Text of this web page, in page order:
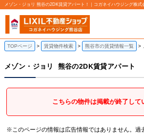
メゾン・ジョリ 熊谷の2DK賃貸アパート！｜コガネイハウジング株
TOPページ 賃貸物件検索 熊谷市の賃貸情報一覧
メゾン・ジョリ 熊谷の2DK賃貸アパート
こちらの物件は掲載が終了して
※このページの情報は広告情報ではありません。過